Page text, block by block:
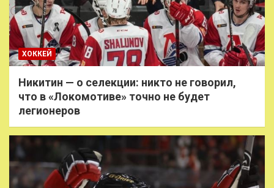
ХОККЕЙ
Никитин — о селекции: никто не говорил,
что в «Локомотиве» точно не будет
легионеров